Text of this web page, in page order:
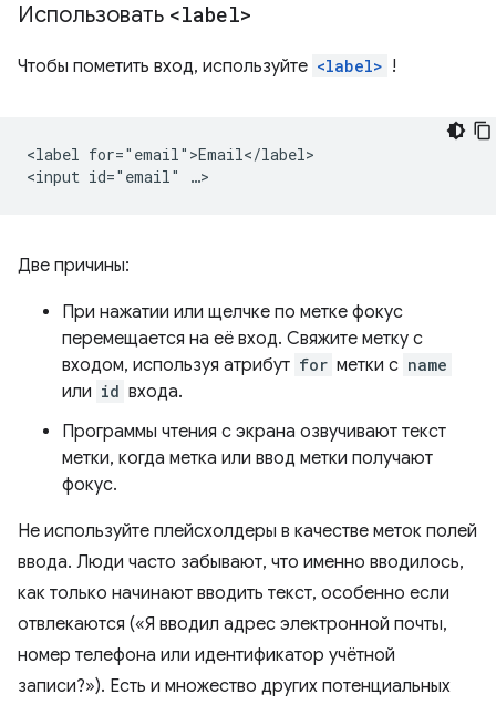
Использовать <label>
Чтобы пометить вход, используйте <label> !
<label for="email">Email</label>
Две причины:
При нажатии или щелчке по метке фокус
перемещается на её вход. Свяжите метку с
входом, используя атрибут for метки с name
или id входа.
Программы чтения с экрана озвучивают текст
метки, когда метка или ввод метки получают
фокус.
Не используйте плейсхолдеры в качестве меток полей
ввода. Люди часто забывают, что именно вводилось,
как только начинают вводить текст, особенно если
отвлекаются («Я вводил адрес электронной почты,
номер телефона или идентификатор учётной
записи?»). Есть и множество других потенциальных